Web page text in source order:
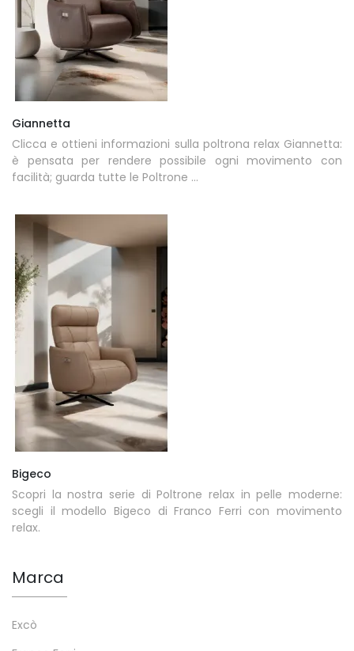
Giannetta
Clicca e ottieni informazioni sulla poltrona relax Giannetta:
è pensata per rendere possibile ogni movimento con
facilità; guarda tutte le Poltrone ...
Bigeco
Scopri la nostra serie di Poltrone relax in pelle moderne:
scegli il modello Bigeco di Franco Ferri con movimento
relax.
Marca
Excò